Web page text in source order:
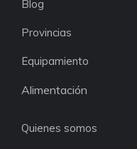
Blog
Provincias
Equipamiento
Alimentación
Quienes somos